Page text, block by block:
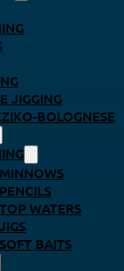
JIGGING
BOLOGNESE
MINNOWS
PENCILS
TOP WATERS
JIGS
SOFT BAITS